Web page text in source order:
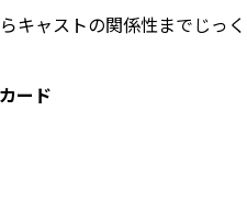
キャストの関係性までじっ
ード